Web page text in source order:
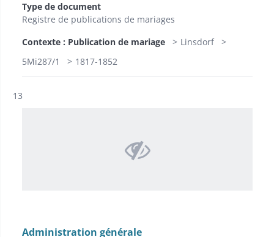
Type de document
Registre de publications de mariages
Contexte : Publication de mariage
Linsdorf
5Mi287/1
1817-1852
Résultat n°
13
Administration générale